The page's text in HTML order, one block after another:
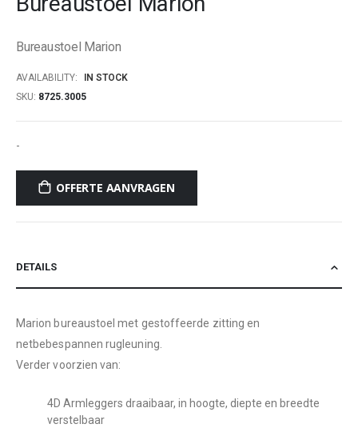
the
gallery
Bureaustoel Marion
AVAILABILITY:
IN STOCK
SKU 8725.3005
-
OFFERTE AANVRAGEN
DETAILS
Marion bureaustoel met gestoffeerde zitting en
netbebespannen rugleuning.
Verder voorzien van:
4D Armleggers draaibaar, in hoogte, diepte en breedte
verstelbaar